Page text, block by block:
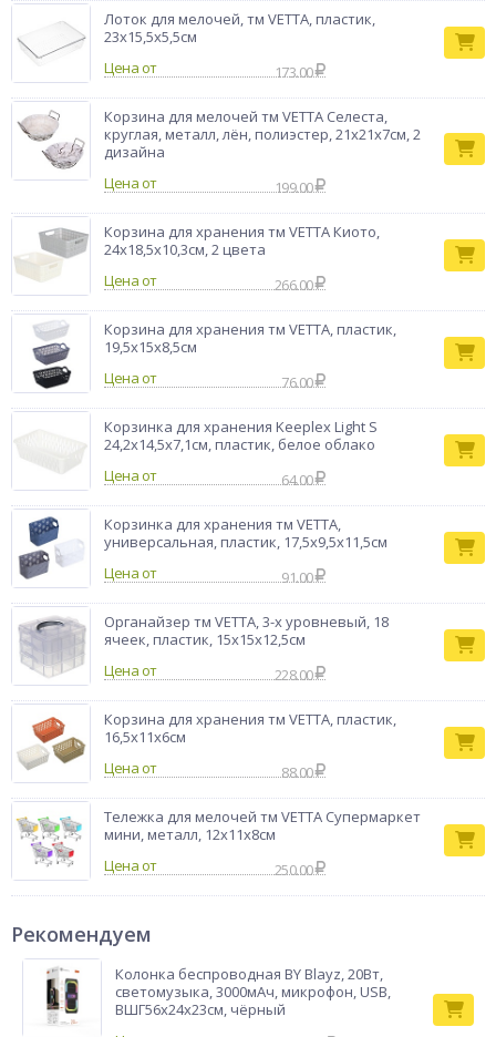
Лоток для мелочей, тм VETTA, пластик,
23х15,5х5,5см
Цена от
173.00
Корзина для мелочей тм VETTA Селеста,
круглая, металл, лён, полиэстер, 21х21х7см, 2
дизайна
Цена от
199.00
Корзина для хранения тм VETTA Киото,
24x18,5x10,3см, 2 цвета
Цена от
266.00
Корзина для хранения тм VETTA, пластик,
19,5х15х8,5см
Цена от
76.00
Корзинка для хранения Keeplex Light S
24,2х14,5х7,1см, пластик, белое облако
Цена от
64.00
Корзинка для хранения тм VETTA,
универсальная, пластик, 17,5x9,5x11,5см
Цена от
91.00
Органайзер тм VETTA, 3-х уровневый, 18
ячеек, пластик, 15х15х12,5см
Цена от
228.00
Корзина для хранения тм VETTA, пластик,
16,5х11х6см
Цена от
88.00
Тележка для мелочей тм VETTA Супермаркет
мини, металл, 12х11х8см
Цена от
250.00
Рекомендуем
Колонка беспроводная BY Blayz, 20Вт,
светомузыка, 3000мАч, микрофон, USB,
ВШГ56x24x23см, чёрный